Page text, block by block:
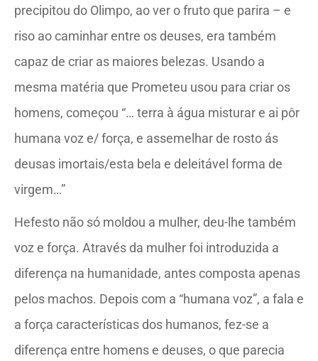
precipitou do Olimpo, ao ver o fruto que parira – e
riso ao caminhar entre os deuses, era também
capaz de criar as maiores belezas. Usando a
mesma matéria que Prometeu usou para criar os
homens, começou “… terra à água misturar e ai pôr
humana voz e/ força, e assemelhar de rosto ás
deusas imortais/esta bela e deleitável forma de
virgem…”
Hefesto não só moldou a mulher, deu-lhe também
voz e força. Através da mulher foi introduzida a
diferença na humanidade, antes composta apenas
pelos machos. Depois com a “humana voz”, a fala e
a força características dos humanos, fez-se a
diferença entre homens e deuses, o que parecia